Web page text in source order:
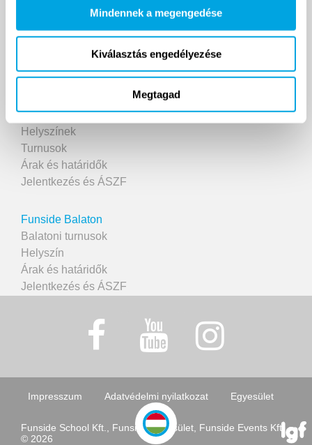
Mindennek a megengedése
Kiválasztás engedélyezése
Megtagad
Funside School
Jelentkezés és ÁSZF
Napközis táborok
Helyszínek
Turnusok
Árak és határidők
Jelentkezés és ÁSZF
Funside Balaton
Balatoni turnusok
Helyszín
Árak és határidők
Jelentkezés és ÁSZF
Impresszum Adatvédelmi nyilatkozat Egyesület
Funside School Kft., Funside Egyesület, Funside Events Kft.
© 2026